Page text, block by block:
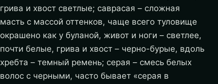
грива и хвост светлые; саврасая – сложная
масть с массой оттенков, чаще всего туловище
окрашено как у буланой, живот и ноги – светлее,
почти белые, грива и хвост – черно-бурые, вдоль
хребта – темный ремень; серая – смесь белых
волос с черными, часто бывает «серая в